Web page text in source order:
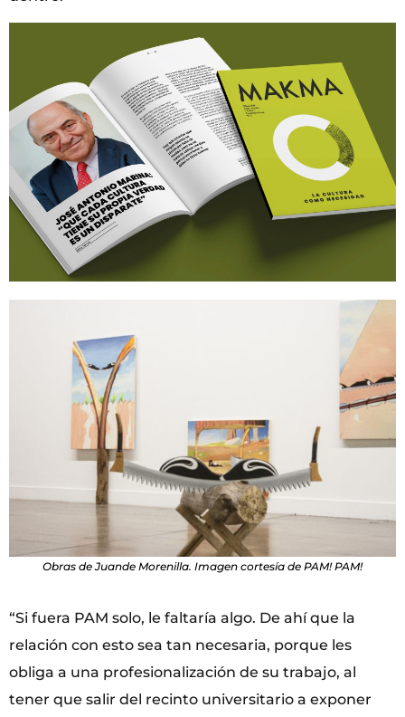
Obras de Juande Morenilla. Imagen cortesía de PAM! PAM!
“Si fuera PAM solo, le faltaría algo. De ahí que la
relación con esto sea tan necesaria, porque les
obliga a una profesionalización de su trabajo, al
tener que salir del recinto universitario a exponer